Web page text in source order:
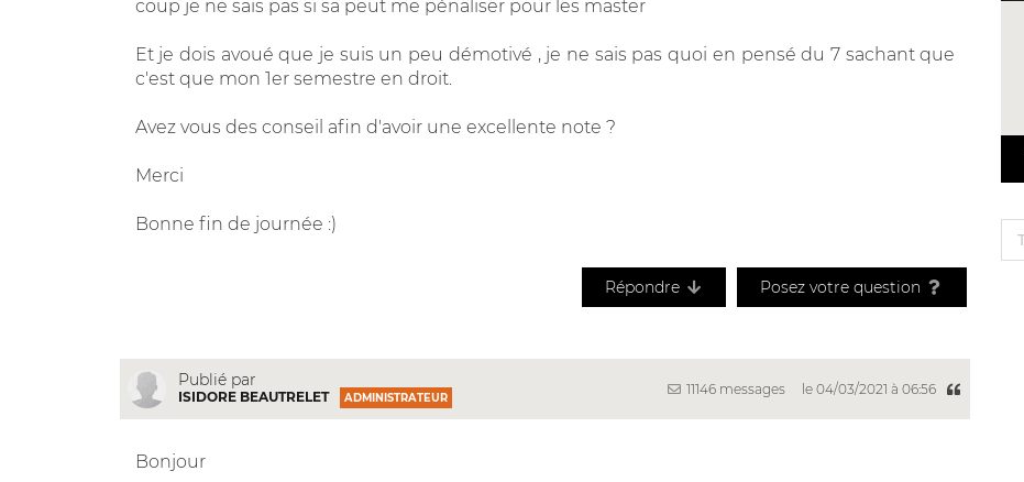
coup je ne sais pas si sa peut me pénaliser pour les master
Et je dois avoué que je suis un peu démotivé , je ne sais pas quoi en pensé du 7 sachant que
c'est que mon 1er semestre en droit.
Avez vous des conseil afin d'avoir une excellente note ?
Merci
Bonne fin de journée :)
Répondre Posez votre question
Publié par
ISIDORE BEAUTRELET ADMINISTRATEUR
11146 messages le 04/03/2021 à 06:56
Bonjour